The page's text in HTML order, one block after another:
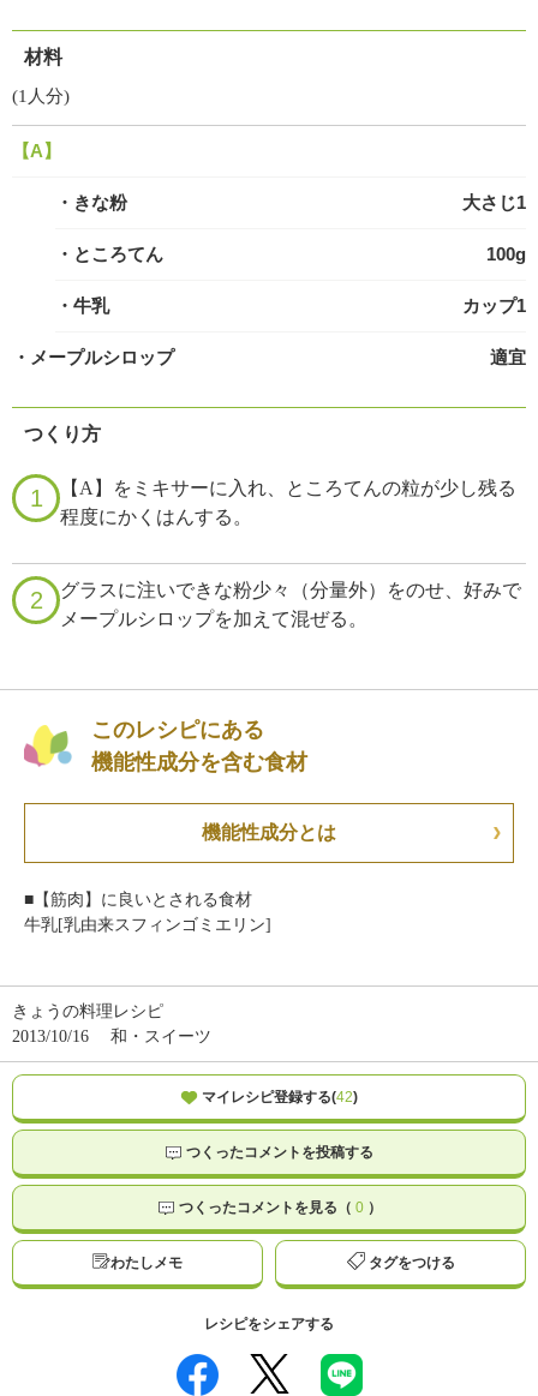
材料
(1人分)
【A】
・きな粉 大さじ1
・ところてん 100g
・牛乳 カップ1
・メープルシロップ 適宜
つくり方
1
【A】をミキサーに入れ、ところてんの粒が少し残る
程度にかくはんする。
2
グラスに注いできな粉少々（分量外）をのせ、好みで
メープルシロップを加えて混ぜる。
このレシピにある
機能性成分を含む食材
機能性成分とは
■【筋肉】に良いとされる食材
牛乳[乳由来スフィンゴミエリン]
きょうの料理レシピ
2013/10/16
和・スイーツ
マイレシピ登録する(42)
つくったコメントを投稿する
つくったコメントを見る（ 0）
わたしメモ タグをつける
レシピをシェアする